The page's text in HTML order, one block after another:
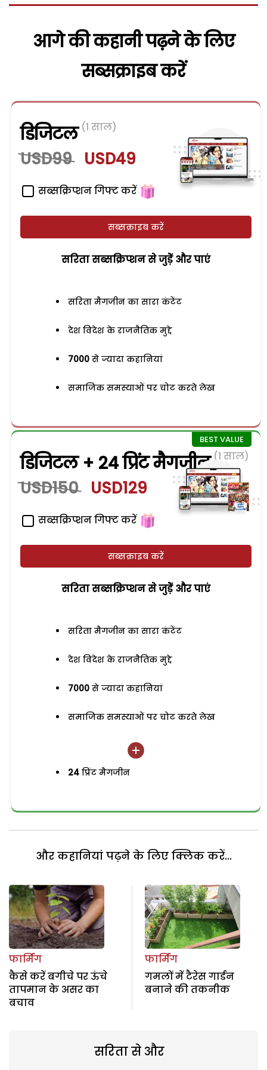
आगे की कहानी पढ़ने के लिए
सब्सक्राइब करें
डिजिटल (1 साल)
USD99 USD49
सब्सक्रिप्शन गिफ्ट करें
सब्सक्राइब करें
सरिता सब्सक्रिप्शन से जुड़ेें और पाएं
सरिता मैगजीन का सारा कंटेंट
देश विदेश के राजनैतिक मुद्दे
7000 से ज्यादा कहानियां
समाजिक समस्याओं पर चोट करते लेख
डिजिटल + 24 प्रिंट मैगजीन (1 साल)
USD150 USD129
सब्सक्रिप्शन गिफ्ट करें
सब्सक्राइब करें
सरिता सब्सक्रिप्शन से जुड़ेें और पाएं
सरिता मैगजीन का सारा कंटेंट
देश विदेश के राजनैतिक मुद्दे
7000 से ज्यादा कहानियां
समाजिक समस्याओं पर चोट करते लेख
24 प्रिंट मैगजीन
और कहानियां पढ़ने के लिए क्लिक करें...
फार्मिंग
कैसे करें बगीचे पर ऊंचे
तापमान के असर का
बचाव
फार्मिंग
गमलों में टैरेस गार्डन
बनाने की तकनीक
सरिता से और